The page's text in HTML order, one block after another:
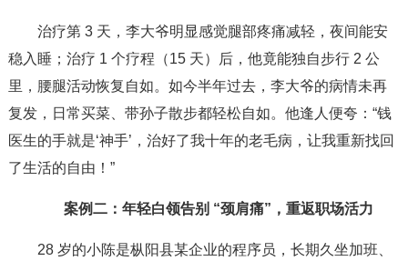
治疗第 3 天，李大爷明显感觉腿部疼痛减轻，夜间能安
稳入睡；治疗 1 个疗程（15 天）后，他竟能独自步行 2 公
里，腰腿活动恢复自如。如今半年过去，李大爷的病情未再
复发，日常买菜、带孙子散步都轻松自如。他逢人便夸：“钱
医生的手就是‘神手’，治好了我十年的老毛病，让我重新找回
了生活的自由！”
案例二：年轻白领告别 “颈肩痛”，重返职场活力
28 岁的小陈是枞阳县某企业的程序员，长期久坐加班、